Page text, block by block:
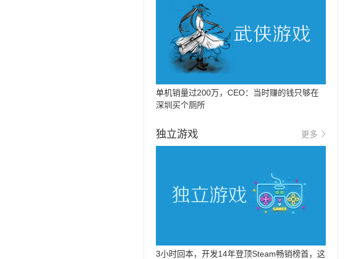
单机销量过200万，CEO：当时赚的钱只够在
深圳买个厕所
独立游戏 更多
3小时回本，开发14年登顶Steam畅销榜首，这